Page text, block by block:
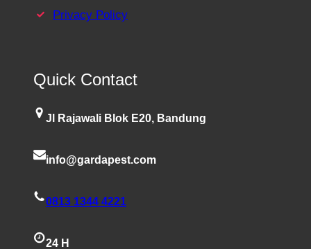
Privacy Policy
Quick Contact
Jl Rajawali Blok E20, Bandung
info@gardapest.com
0813 1344 4221
24 H